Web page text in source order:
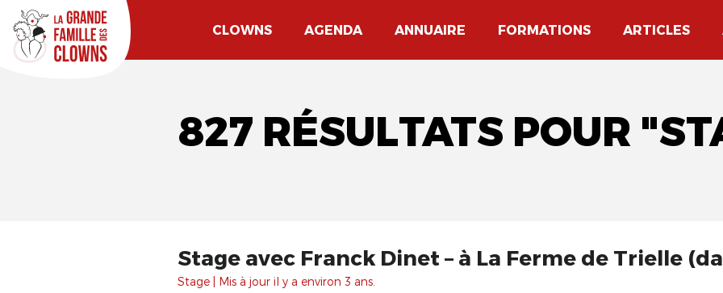
CLOWNS AGENDA ANNUAIRE FORMATIONS ARTICLES
827 RÉSULTATS POUR
Stage avec Franck Dinet – à La Ferme de Trielle
Stage | Mis à jour il y a environ 3 ans.